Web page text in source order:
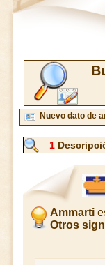
Nuevo dato de
1
Ammarti
Otros